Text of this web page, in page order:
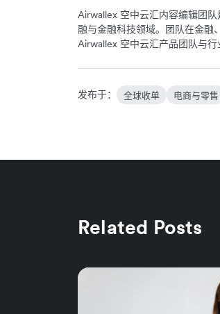
Airwallex 空中云汇内容编辑团
融与金融科技领域。团队在金融
Airwallex 空中云汇产品团队与行
发布于： 全球收单 电商与零售
Related Posts